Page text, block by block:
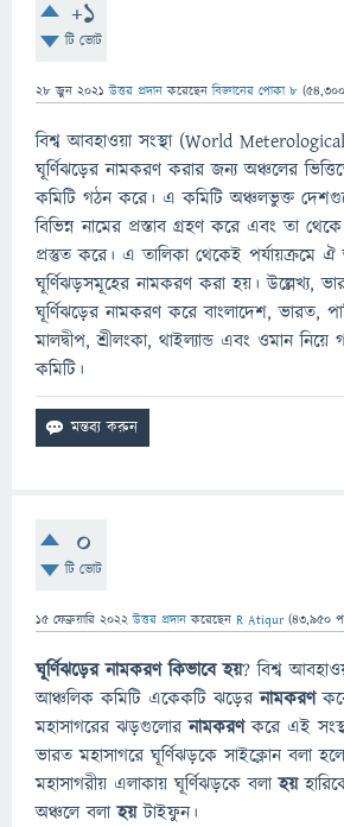
+1
টি ভোট
28 জুন 2021 উত্তর প্রদান করেছেনবিজ্ঞানের পোকা ৮ (54,300
বিশ্ব আবহাওয়া সংস্থা (World
ঘূর্ণিঝড়ের নামকরণ করার জন্য অঞ্চলের
কমিটি গঠন করে। এ কমিটি অঞ্চলভুক্ত
বিভিন্ন নামের প্রস্তাব গ্রহণ করে এবং তা
প্রস্তুত করে। এ তালিকা থেকেই পর্যায়ক্রমে ঐ
ঘূর্ণিঝড়সমূহের নামকরণ করা হয়। উল্লেখ্য,
ঘূর্ণিঝড়ের নামকরণ করে বাংলাদেশ, ভারত,
মালদ্বীপ, শ্রীলংকা, থাইল্যান্ড এবং ওমান
কমিটি।
0
টি ভোট
15 ফেব্রুয়ারি 2022 উত্তর প্রদান করেছেন R Atiqur (43,950
ঘূর্ণিঝড়ের নামকরণ কিভাবে হয়? বিশ্ব
আঞ্চলিক কমিটি একেকটি ঝড়েরনামকরণ
মহাসাগরের ঝড়গুলোরনামকরণকরে এই
ভারত মহাসাগরে ঘূর্ণিঝড়কে সাইক্লোন বলা
মহাসাগরীয় এলাকায় ঘূর্ণিঝড়কে বলাহয়
অঞ্চলে বলাহয়টাইফুন।